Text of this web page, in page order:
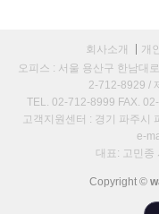
회사소개 개
오피스 : 서울 용산구 한남대
2-712-8929 /
TEL. 02-712-8999 FAX.
고객지원센터 : 경기 파주시
e-
대표: 고민
Copyright ©